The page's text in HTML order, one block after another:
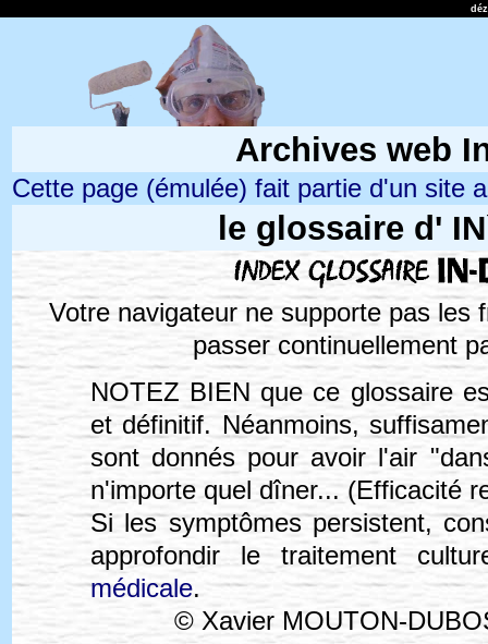
Archives web
Cette page (émulée) fait partie d'un site
le glossaire d'
Votre navigateur ne supporte pas les
passer continuellement
NOTEZ BIEN que ce glossaire
et définitif. Néanmoins,
sont donnés pour avoir l'air
n'importe quel dîner... (Efficacité
Si les symptômes persistent,
approfondir le traitement
médicale.
© Xavier MOUTON-